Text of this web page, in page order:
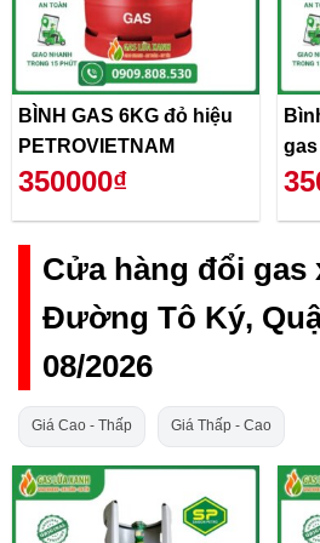
BÌNH GAS 6KG đỏ hiệu
PETROVIETNAM
350000₫
Bình
gas
Cửa hàng đổi gas
Đường Tô Ký,
08/2026
Giá Cao - Thấp Giá Thấp - Cao